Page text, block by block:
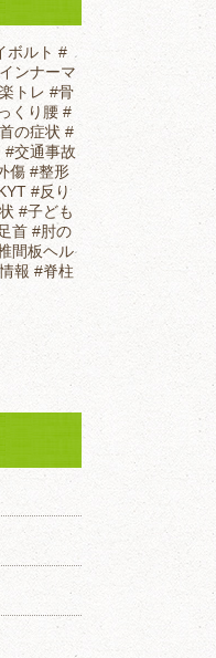
ボルト #
ンナーマ
トレ #骨
くり腰 #
の症状 #
#交通事故
傷 #整形
#反り
#子ども
首 #肘の
間板ヘル
報 #脊柱